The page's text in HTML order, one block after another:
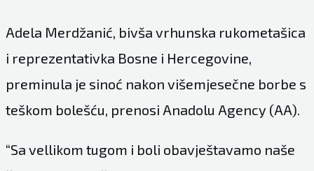
Adela Merdžanić, bivša vrhunska rukometašica
i reprezentativka Bosne i Hercegovine,
preminula je sinoć nakon višemjesečne borbe s
teškom bolešću, prenosi Anadolu Agency (AA).
“Sa vellikom tugom i boli obavještavamo naše